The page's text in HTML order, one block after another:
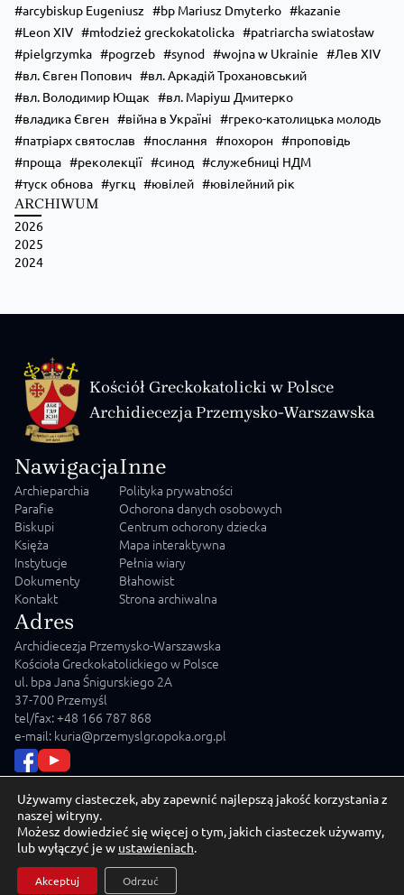
arcybiskup Eugeniusz bp Mariusz Dmyterko
kazanie
Leon XIV
młodzież greckokatolicka
patriarcha swiatosław
pielgrzymka
pogrzeb synod wojna w Ukrainie
Лев XIV
вл. Євген Попович
вл. Аркадій Трохановський
вл. Володимир Ющак
вл. Маріуш Дмитерко
владика Євген
війна в Україні
греко-католицька молодь
патріарх святослав
послання похорон
проповідь
проща
реколекції синод
служебниці НДМ
туск обнова
угкц ювілей ювілейний рік
ARCHIWUM
2026
2025
2024
Kościół Greckokatolicki w Polsce
Archidiecezja Przemysko-Warszawska
Nawigacja
Archieparchia
Parafie
Biskupi
Księża
Instytucje
Dokumenty
Kontakt
Inne
Polityka prywatności
Ochorona danych osobowych
Centrum ochorony dziecka
Mapa interaktywna
Pełnia wiary
Błahowist
Strona archiwalna
Adres
Archidiecezja Przemysko-Warszawska
Kościoła Greckokatolickiego w Polsce
ul. bpa Jana Śnigurskiego 2A
37-700 Przemyśl
tel/fax: +48 166 787 868
e-mail: kuria@przemyslgr.opoka.org.pl
© 2026 Archidiecezja Przemysko-Warszawska Kościoła
Greckokatolickiego w Polsce
Używamy ciasteczek, aby zapewnić najlepszą jakość korzystania z
naszej witryny.
Możesz dowiedzieć się więcej o tym, jakich ciasteczek używamy,
lub wyłączyć je w ustawieniach.
Akceptuj Odrzuć